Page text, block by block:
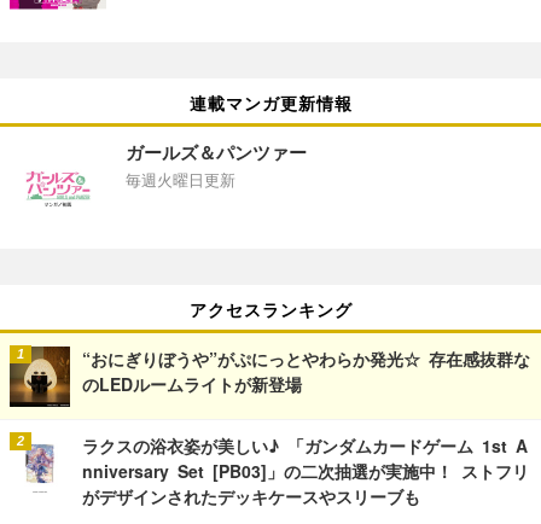
連載マンガ更新情報
ガールズ＆パンツァー
毎週火曜日更新
アクセスランキング
“おにぎりぼうや”がぷにっとやわらか発光☆ 存在感抜群な
のLEDルームライトが新登場
ラクスの浴衣姿が美しい♪ 「ガンダムカードゲーム 1st A
nniversary Set [PB03]」の二次抽選が実施中！ ストフリ
がデザインされたデッキケースやスリーブも